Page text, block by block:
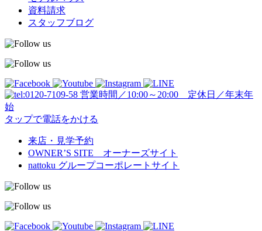
資料請求
スタッフブログ
営業時間／10:00～20:00 定休日／年末年
始
タップで電話をかける
来店・見学予約
OWNER’S SITE オーナーズサイト
nattoku グループコーポレートサイト